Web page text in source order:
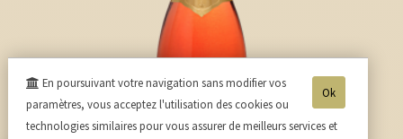
Ok
En poursuivant votre navigation sans modifier vos
paramètres, vous acceptez l'utilisation des cookies ou
technologies similaires pour vous assurer de meilleurs services et